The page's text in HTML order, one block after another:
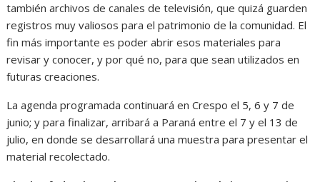
también archivos de canales de televisión, que quizá guarden
registros muy valiosos para el patrimonio de la comunidad. El
fin más importante es poder abrir esos materiales para
revisar y conocer, y por qué no, para que sean utilizados en
futuras creaciones.
La agenda programada continuará en Crespo el 5, 6 y 7 de
junio; y para finalizar, arribará a Paraná entre el 7 y el 13 de
julio, en donde se desarrollará una muestra para presentar el
material recolectado.